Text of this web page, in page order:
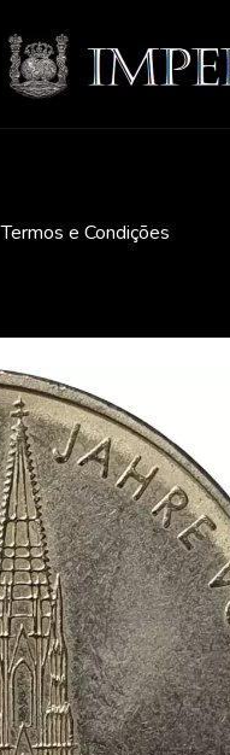
Termos e Condições